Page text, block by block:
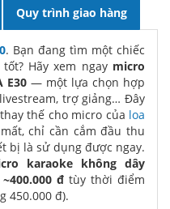
Quy trình giao hàng
. Bạn đang tìm một chiếc
Hãy xem ngay micro
E30 — một lựa chọn hợp
trợ giảng… Đây
thế cho micro của loa
chỉ cần cắm đầu thu
bị là sử dụng được ngay.
karaoke không dây
~400.000 đ tùy thời điểm
450.000 đ).